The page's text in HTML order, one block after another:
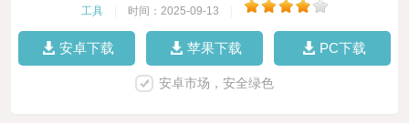
工具 时间：2025-09-13
安卓下载 苹果下载 PC下载
安卓市场，安全绿色